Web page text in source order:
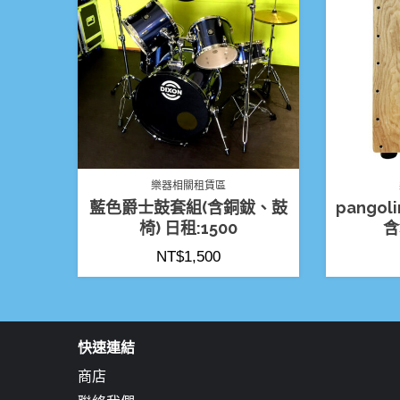
樂器相關租賃區
藍色爵士鼓套組(含銅鈸、鼓
椅) 日租:1500
NT$1,500
快速連結
商店